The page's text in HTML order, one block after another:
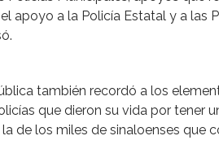
apoyo a la Policía Estatal y a las
también recordó a los
que dieron su vida por tener
de los miles de sinaloenses que